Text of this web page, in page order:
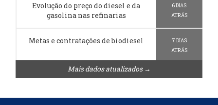
Evolução do preço do diesel e da
gasolina nas refinarias
6 DIAS
ATRÁS
Metas e contratações de biodiesel
7 DIAS
ATRÁS
Mais dados atualizados →